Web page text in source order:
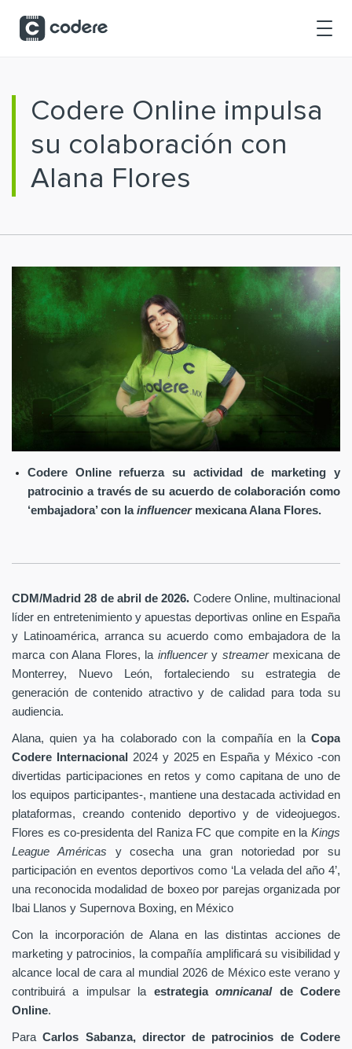
Codere Online impulsa
su colaboración con
Alana Flores
Codere Online refuerza su actividad de marketing y
patrocinio a través de su acuerdo de colaboración como
‘embajadora’ con lainfluencermexicana Alana Flores.
CDM/Madrid 28 de abril de 2026. Codere Online, multinacional
líder en entretenimiento y apuestas deportivas online en España
y Latinoamérica, arranca su acuerdo como embajadora de la
marca con Alana Flores, la influencery streamer mexicana de
Monterrey, Nuevo León, fortaleciendo su estrategia de
generación de contenido atractivo y de calidad para toda su
audiencia.
Alana, quien ya ha colaborado con la compañía en la Copa
Codere Internacional 2024 y 2025 en España y México -con
divertidas participaciones en retos y como capitana de uno de
los equipos participantes-, mantiene una destacada actividad en
plataformas, creando contenido deportivo y de videojuegos.
Flores es co-presidenta del Raniza FC que compite en la Kings
League Américas y cosecha una gran notoriedad por su
participación en eventos deportivos como ‘La velada del año 4’,
una reconocida modalidad de boxeo por parejas organizada por
Ibai Llanos y Supernova Boxing, en México
Con la incorporación de Alana en las distintas acciones de
marketing y patrocinios, la compañía amplificará su visibilidad y
alcance local de cara al mundial 2026 de México este verano y
contribuirá a impulsar la estrategiaomnicanal de Codere
Online.
ParaCarlos Sabanza, director de patrocinios de Codere